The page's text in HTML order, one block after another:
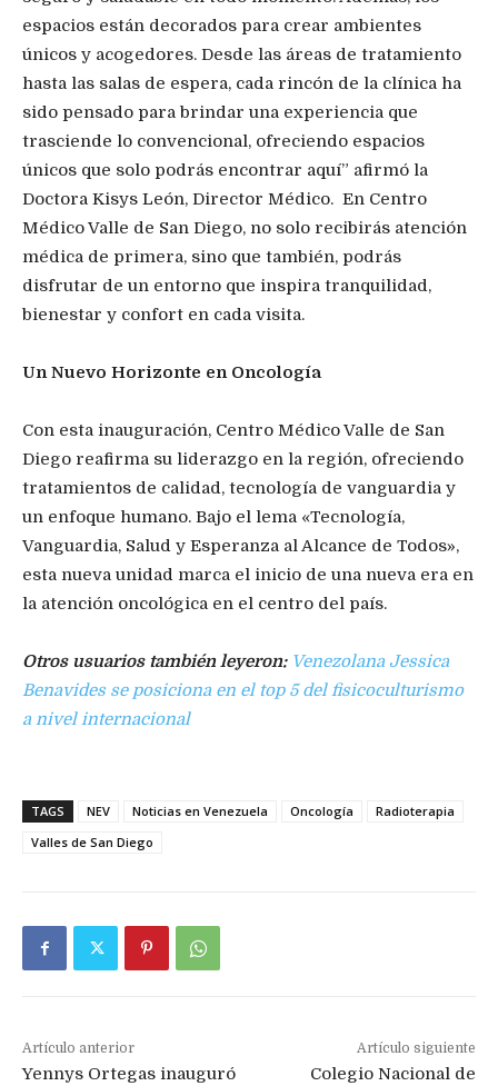
espacios están decorados para crear ambientes
únicos y acogedores. Desde las áreas de tratamiento
hasta las salas de espera, cada rincón de la clínica ha
sido pensado para brindar una experiencia que
trasciende lo convencional, ofreciendo espacios
únicos que solo podrás encontrar aquí” afirmó la
Doctora Kisys León, Director Médico. En Centro
Médico Valle de San Diego, no solo recibirás atención
médica de primera, sino que también, podrás
disfrutar de un entorno que inspira tranquilidad,
bienestar y confort en cada visita.
Un Nuevo Horizonte en Oncología
Con esta inauguración, Centro Médico Valle de San
Diego reafirma su liderazgo en la región, ofreciendo
tratamientos de calidad, tecnología de vanguardia y
un enfoque humano. Bajo el lema «Tecnología,
Vanguardia, Salud y Esperanza al Alcance de Todos»,
esta nueva unidad marca el inicio de una nueva era en
la atención oncológica en el centro del país.
Otros usuarios también leyeron: Venezolana Jessica
Benavides se posiciona en el top 5 del fisicoculturismo
a nivel internacional
TAGS NEV Noticias en Venezuela Oncología
Radioterapia
Valles de San Diego
Artículo anterior
Yennys Ortegas inauguró
Artículo siguiente
Colegio Nacional de